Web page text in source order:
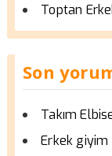
Toptan
Son
Takım
Erkek giyim